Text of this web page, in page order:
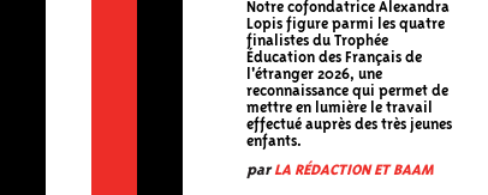
Notre cofondatrice Alexandra
Lopis figure parmi les quatre
finalistes du Trophée
Éducation des Français de
l'étranger 2026, une
reconnaissance qui permet de
mettre en lumière le travail
effectué auprès des très jeunes
enfants.
parLA RÉDACTION ET BAAM